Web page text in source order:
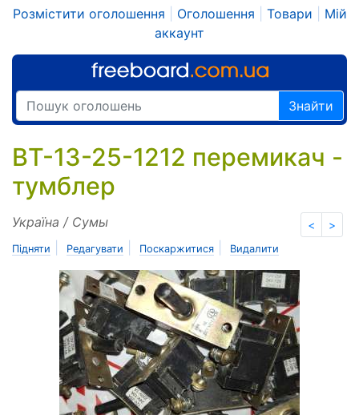
Розмістити оголошення Оголошення Товари
Мій
аккаунт
Знайти
ВТ-13-25-1212 перемикач -
тумблер
< >
Україна / Сумы
Підняти Редагувати Поскаржитися Видалити